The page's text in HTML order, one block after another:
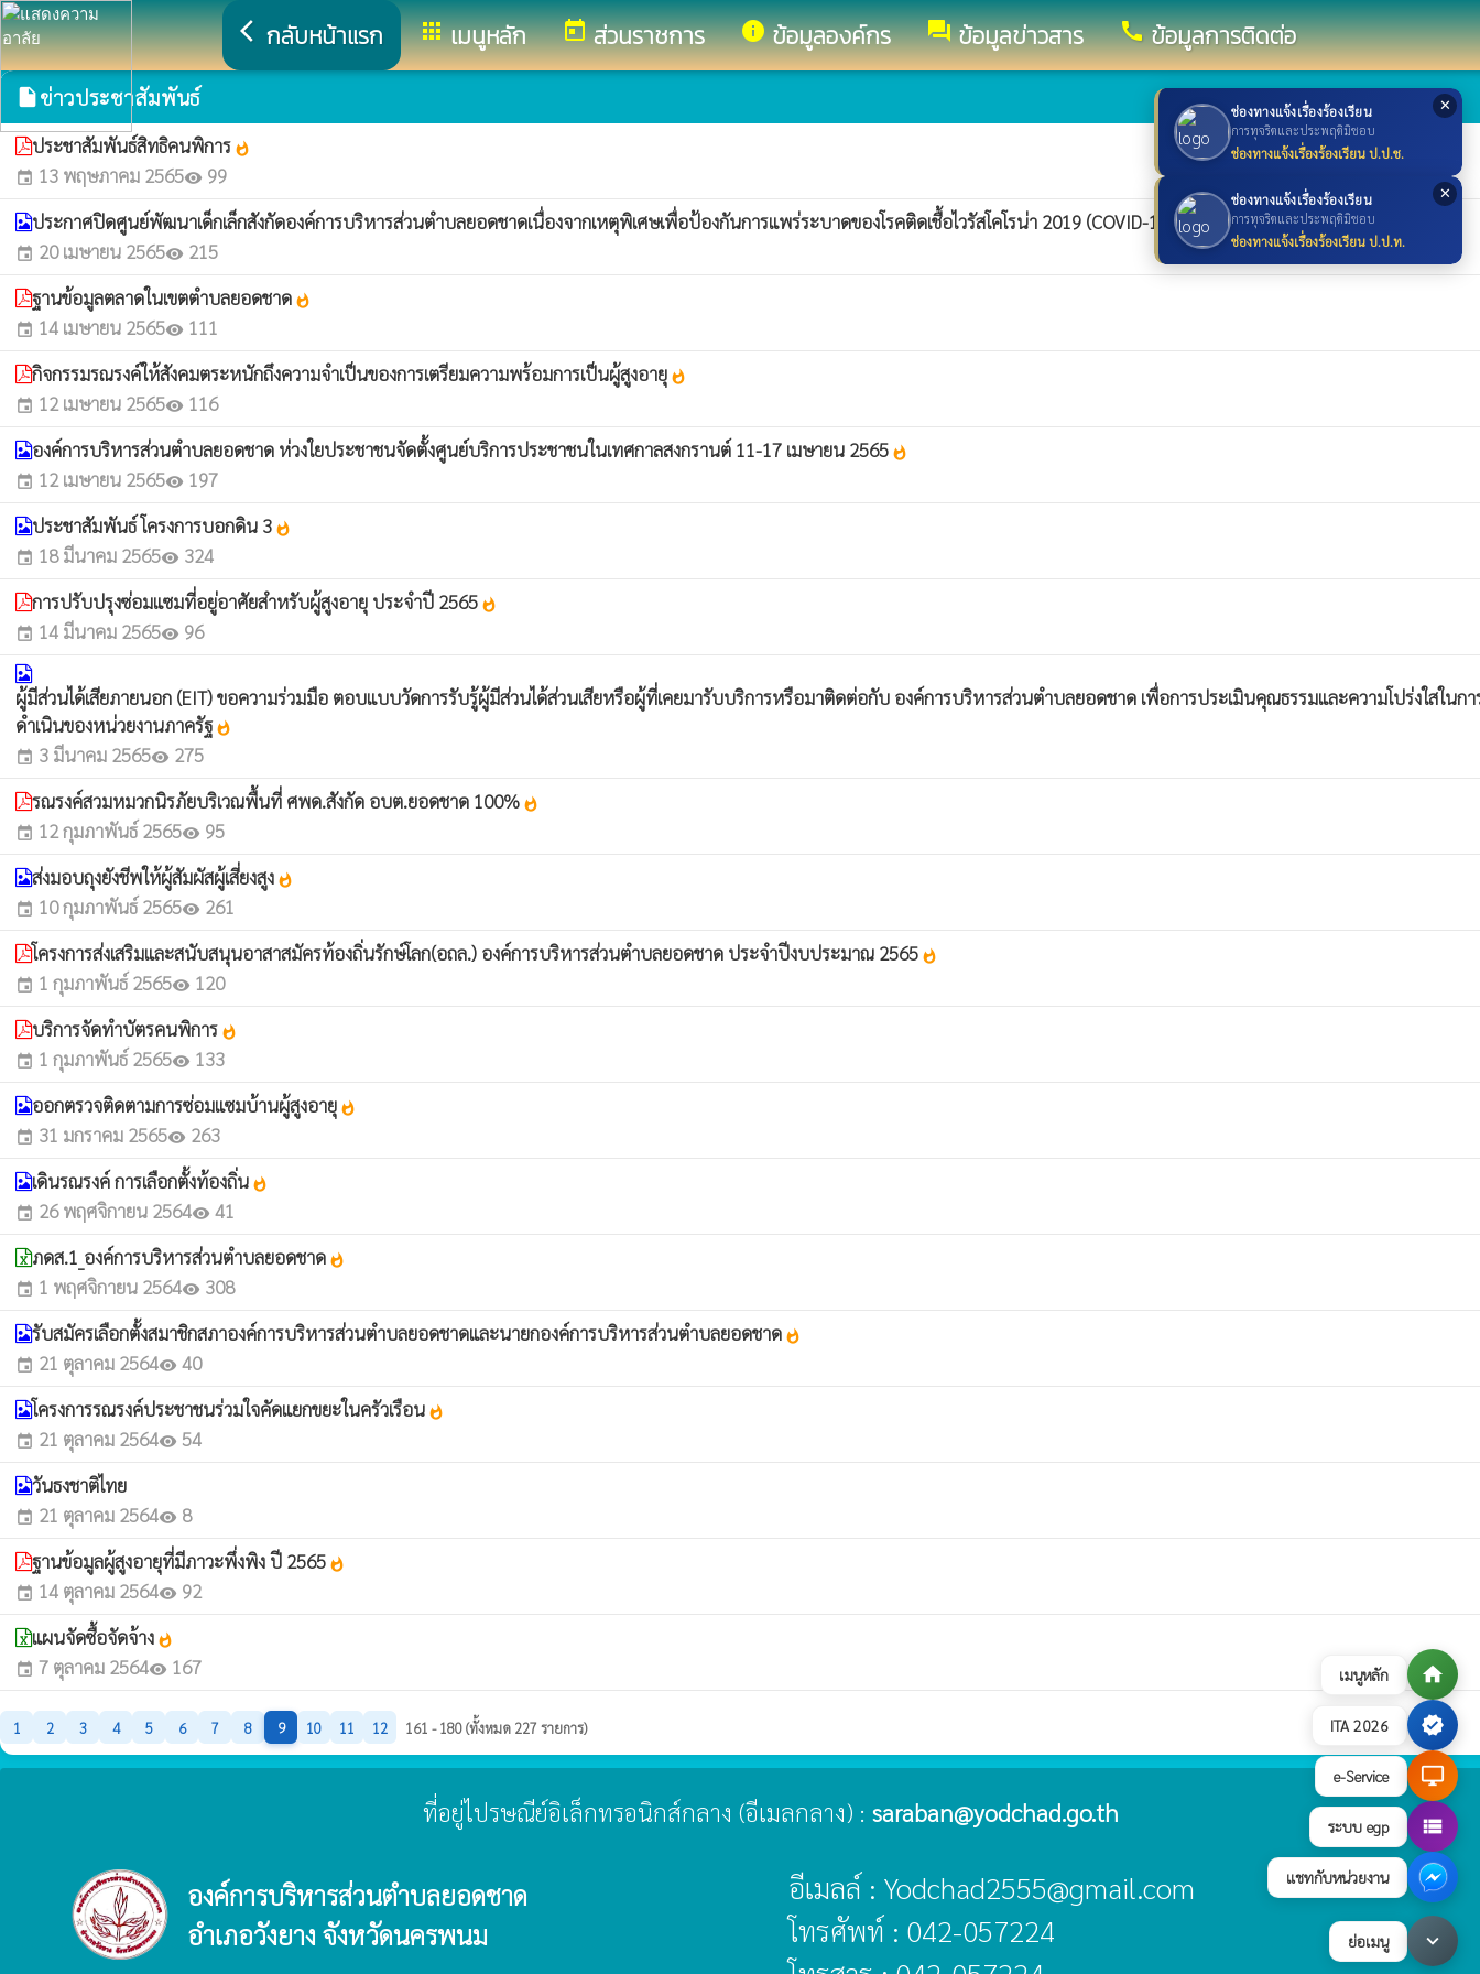
เมนูหลัก home
ITA 2026 verified
e-Service desktop_windows
ระบบ egp view_list
แชทกับหน่วยงาน
ย่อเมนู keyboard_arrow_down
✕
ช่องทางแจ้งเรื่องร้องเรียน
การทุจริตและประพฤติมิชอบ
ช่องทางแจ้งเรื่องร้องเรียน ป.ป.ช.
✕
ช่องทางแจ้งเรื่องร้องเรียน
การทุจริตและประพฤติมิชอบ
ช่องทางแจ้งเรื่องร้องเรียน ป.ป.ท.
arrow_back_ios กลับหน้าแรก apps เมนูหลัก today ส่วนราชการ info ข้อมูลองค์กร forum ข้อมูลข่าวสาร call ข้อมูลการติดต่อ
insert_drive_fileข่าวประชาสัมพันธ์
ประชาสัมพันธ์สิทธิคนพิการ whatshot
event 13 พฤษภาคม 2565visibility 99
ประกาศปิดศูนย์พัฒนาเด็กเล็กสังกัดองค์การบริหารส่วนตำบลยอดชาดเนื่องจากเหตุพิเศษเพื่อป้องกันการแพร่ระบาดของโรคติดเชื้อไวรัสโคโรน่า 2019 (COVID-19)whatshot
event 20 เมษายน 2565visibility 215
ฐานข้อมูลตลาดในเขตตำบลยอดชาด whatshot
event 14 เมษายน 2565visibility 111
กิจกรรมรณรงค์ให้สังคมตระหนักถึงความจำเป็นของการเตรียมความพร้อมการเป็นผู้สูงอายุ whatshot
event 12 เมษายน 2565visibility 116
องค์การบริหารส่วนตำบลยอดชาด ห่วงใยประชาชนจัดตั้งศูนย์บริการประชาชนในเทศกาลสงกรานต์ 11-17 เมษายน 2565 whatshot
event 12 เมษายน 2565visibility 197
ประชาสัมพันธ์ โครงการบอกดิน 3 whatshot
event 18 มีนาคม 2565visibility 324
การปรับปรุงซ่อมแซมที่อยู่อาศัยสำหรับผู้สูงอายุ ประจำปี 2565 whatshot
event 14 มีนาคม 2565visibility 96
ผู้มีส่วนได้เสียภายนอก (EIT) ขอความร่วมมือ ตอบแบบวัดการรับรู้ผู้มีส่วนได้ส่วนเสียหรือผู้ที่เคยมารับบริการหรือมาติดต่อกับ องค์การบริหารส่วนตำบลยอดชาด เพื่อการประเมินคุณธรรมและความโปร่งใสในกา
ดำเนินของหน่วยงานภาครัฐ whatshot
event 3 มีนาคม 2565visibility 275
รณรงค์สวมหมวกนิรภัยบริเวณพื้นที่ ศพด.สังกัด อบต.ยอดชาด 100% whatshot
event 12 กุมภาพันธ์ 2565visibility 95
ส่งมอบถุงยังชีพให้ผู้สัมผัสผู้เสี่ยงสูง whatshot
event 10 กุมภาพันธ์ 2565visibility 261
โครงการส่งเสริมและสนับสนุนอาสาสมัครท้องถิ่นรักษ์โลก(อถล.) องค์การบริหารส่วนตำบลยอดชาด ประจำปีงบประมาณ 2565 whatshot
event 1 กุมภาพันธ์ 2565visibility 120
บริการจัดทำบัตรคนพิการ whatshot
event 1 กุมภาพันธ์ 2565visibility 133
ออกตรวจติดตามการซ่อมแซมบ้านผู้สูงอายุ whatshot
event 31 มกราคม 2565visibility 263
เดินรณรงค์ การเลือกตั้งท้องถิ่น whatshot
event 26 พฤศจิกายน 2564visibility 41
ภดส.1_องค์การบริหารส่วนตำบลยอดชาด whatshot
event 1 พฤศจิกายน 2564visibility 308
รับสมัครเลือกตั้งสมาชิกสภาองค์การบริหารส่วนตำบลยอดชาดและนายกองค์การบริหารส่วนตำบลยอดชาด whatshot
event 21 ตุลาคม 2564visibility 40
โครงการรณรงค์ประชาชนร่วมใจคัดแยกขยะในครัวเรือน whatshot
event 21 ตุลาคม 2564visibility 54
วันธงชาติไทย
event 21 ตุลาคม 2564visibility 8
ฐานข้อมูลผู้สูงอายุที่มีภาวะพึ่งพิง ปี 2565 whatshot
event 14 ตุลาคม 2564visibility 92
แผนจัดซื้อจัดจ้าง whatshot
event 7 ตุลาคม 2564visibility 167
1 2 3 4 5 6 7 8 9 10 11 12 161 - 180 (ทั้งหมด 227 รายการ)
ที่อยู่ไปรษณีย์อิเล็กทรอนิกส์กลาง (อีเมลกลาง) : saraban@yodchad.go.th
องค์การบริหารส่วนตำบลยอดชาด
อำเภอวังยาง จังหวัดนครพนม
อีเมลล์ : Yodchad2555@gmail.com
โทรศัพท์ : 042-057224